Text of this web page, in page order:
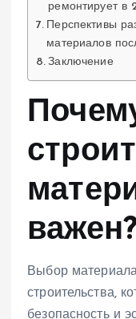
ремонтирует в
Перспективы
материалов
Заключение
важен?
Выбор
строительства,
безопасность и